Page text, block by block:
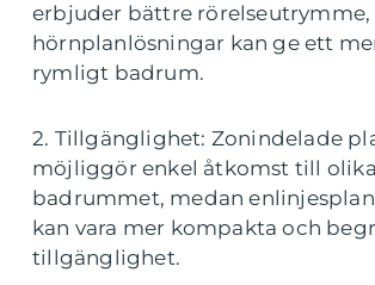
erbjuder bättre rörelseutrymme,
hörnplanlösningar kan ge ett
rymligt badrum.
2. Tillgänglighet: Zonindelade
möjliggör enkel åtkomst till
badrummet, medan
kan vara mer kompakta och
tillgänglighet.